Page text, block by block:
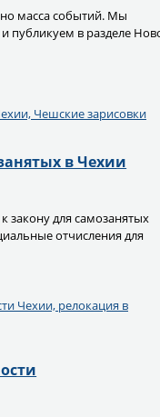
масса событий. Мы
публикуем в разделе
в Чехии
закону для самозанятых
отчисления для